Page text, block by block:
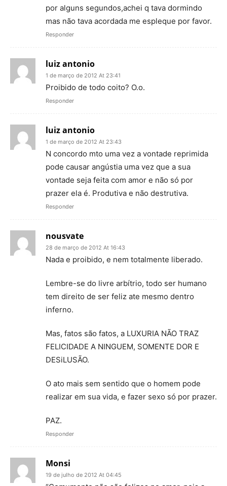
por alguns segundos,achei q tava dormindo
mas não tava acordada me espleque por favor.
Responder
luiz antonio
1 de março de 2012 At 23:41
Proibido de todo coito? O.o.
Responder
luiz antonio
1 de março de 2012 At 23:43
N concordo mto uma vez a vontade reprimida
pode causar angústia uma vez que a sua
vontade seja feita com amor e não só por
prazer ela é. Produtiva e não destrutiva.
Responder
nousvate
28 de março de 2012 At 16:43
Nada e proibido, e nem totalmente liberado.
Lembre-se do livre arbítrio, todo ser humano
tem direito de ser feliz ate mesmo dentro
inferno.
Mas, fatos são fatos, a LUXURIA NÃO TRAZ
FELICIDADE A NINGUEM, SOMENTE DOR E
DESiLUSÃO.
O ato mais sem sentido que o homem pode
realizar em sua vida, e fazer sexo só por prazer.
PAZ.
Responder
Monsi
19 de julho de 2012 At 04:45